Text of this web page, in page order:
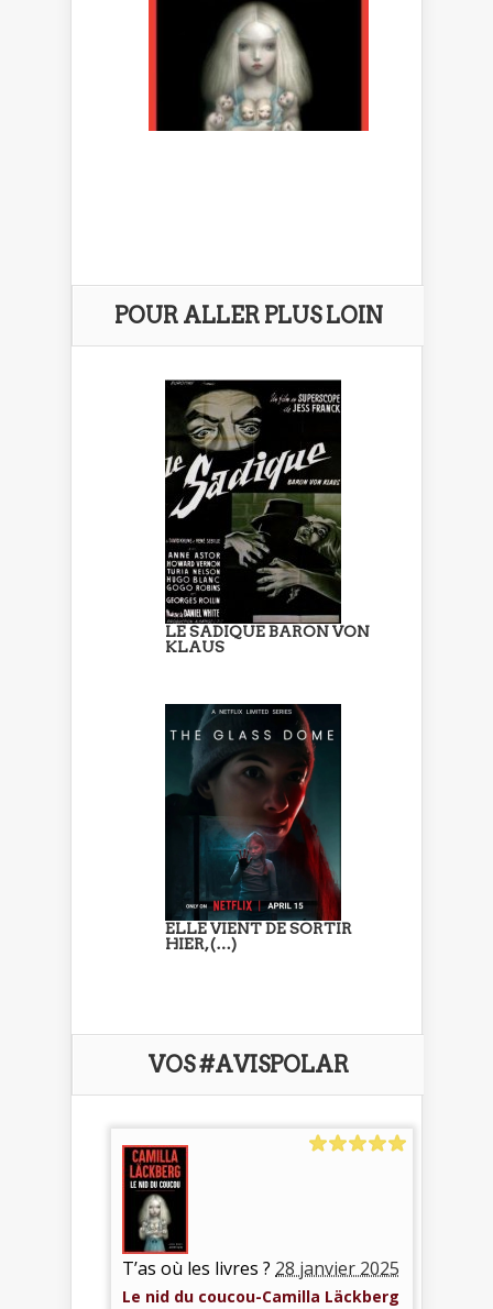
POUR ALLER PLUS LOIN
LE SADIQUE BARON VON
KLAUS
ELLE VIENT DE SORTIR
HIER, (…)
VOS #AVISPOLAR
T’as où les livres ? 28 janvier 2025
Le nid du coucou-Camilla Läckberg